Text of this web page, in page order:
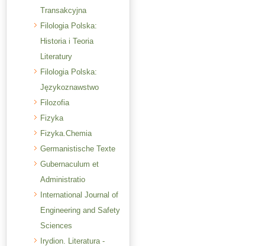
Transakcyjna
Filologia Polska:
Historia i Teoria
Literatury
Filologia Polska:
Językoznawstwo
Filozofia
Fizyka
Fizyka.Chemia
Germanistische Texte
Gubernaculum et
Administratio
International Journal of
Engineering and Safety
Sciences
Irydion. Literatura -